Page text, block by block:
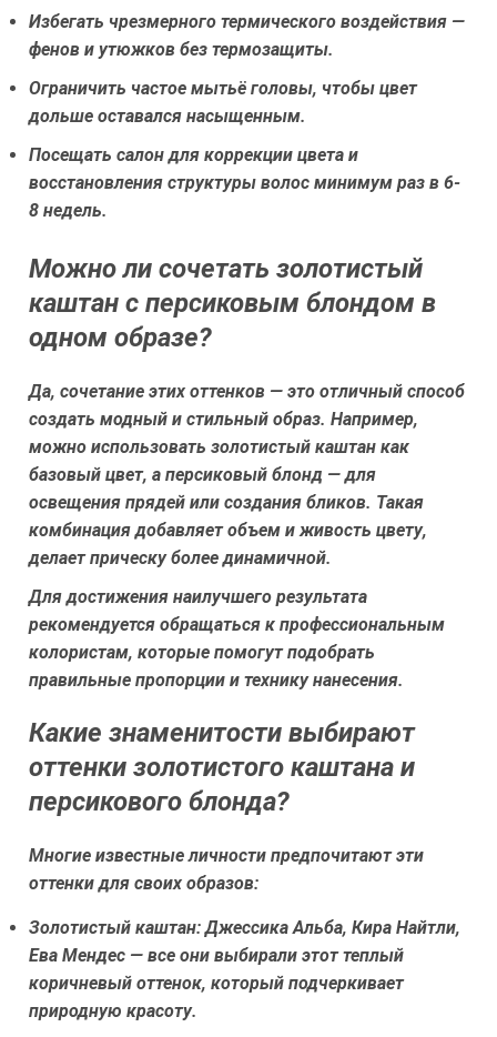
Избегать чрезмерного термического воздействия —
фенов и утюжков без термозащиты.
Ограничить частое мытьё головы, чтобы цвет
дольше оставался насыщенным.
Посещать салон для коррекции цвета и
восстановления структуры волос минимум раз в 6-
8 недель.
Можно ли сочетать золотистый
каштан с персиковым блондом в
одном образе?
Да, сочетание этих оттенков — это отличный способ
создать модный и стильный образ. Например,
можно использовать золотистый каштан как
базовый цвет, а персиковый блонд — для
освещения прядей или создания бликов. Такая
комбинация добавляет объем и живость цвету,
делает прическу более динамичной.
Для достижения наилучшего результата
рекомендуется обращаться к профессиональным
колористам, которые помогут подобрать
правильные пропорции и технику нанесения.
Какие знаменитости выбирают
оттенки золотистого каштана и
персикового блонда?
Многие известные личности предпочитают эти
оттенки для своих образов:
Золотистый каштан:Джессика Альба, Кира Найтли,
Ева Мендес — все они выбирали этот теплый
коричневый оттенок, который подчеркивает
природную красоту.